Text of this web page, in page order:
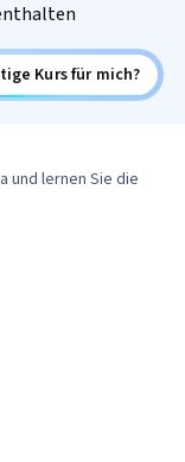
Kurs für mich?
und lernen Sie die